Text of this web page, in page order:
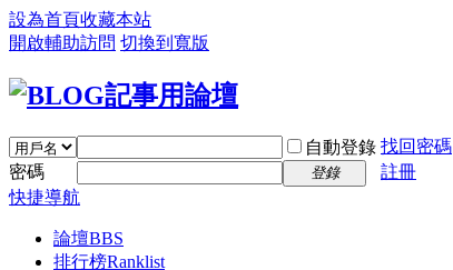
設為首頁收藏本站
開啟輔助訪問 切換到寬版
自動登錄 找回密碼
密碼
登錄
註冊
快捷導航
論壇BBS
排行榜Ranklist